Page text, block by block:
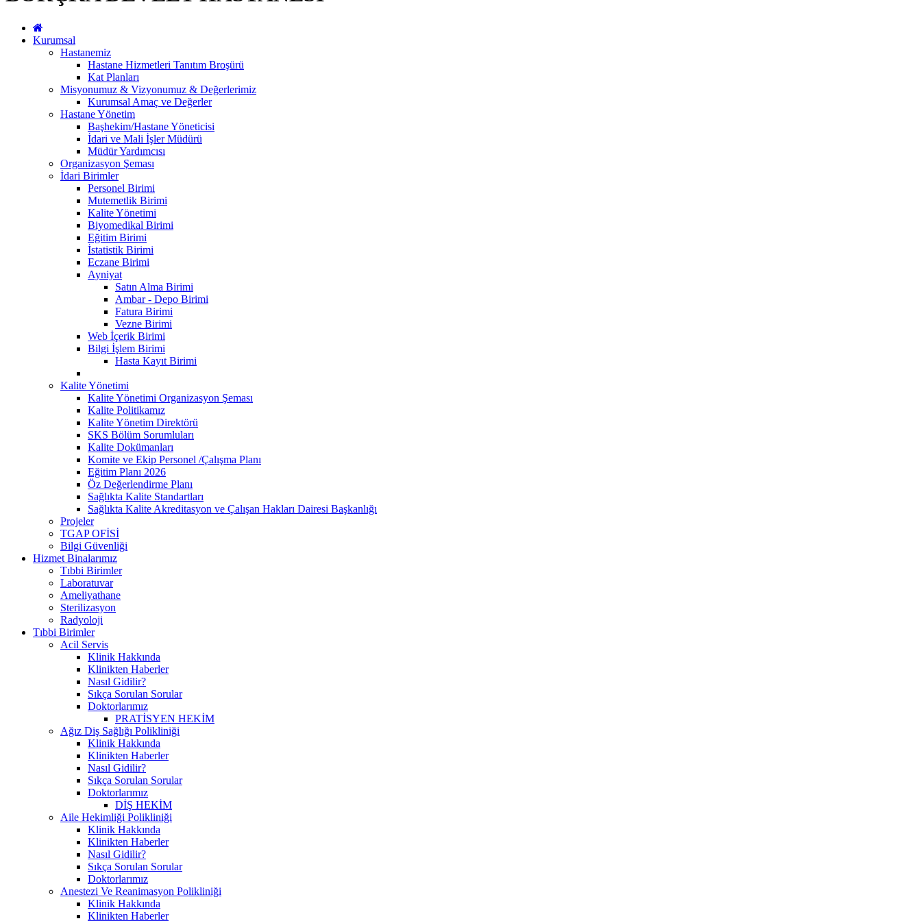
Kurumsal
Hastanemiz
Hastane Hizmetleri Tanıtım Broşürü
Kat Planları
Misyonumuz & Vizyonumuz & Değerlerimiz
Kurumsal Amaç ve Değerler
Hastane Yönetim
Başhekim/Hastane Yöneticisi
İdari ve Mali İşler Müdürü
Müdür Yardımcısı
Organizasyon Şeması
İdari Birimler
Personel Birimi
Mutemetlik Birimi
Kalite Yönetimi
Biyomedikal Birimi
Eğitim Birimi
İstatistik Birimi
Eczane Birimi
Ayniyat
Satın Alma Birimi
Ambar - Depo Birimi
Fatura Birimi
Vezne Birimi
Web İçerik Birimi
Bilgi İşlem Birimi
Hasta Kayıt Birimi
Kalite Yönetimi
Kalite Yönetimi Organizasyon Şeması
Kalite Politikamız
Kalite Yönetim Direktörü
SKS Bölüm Sorumluları
Kalite Dokümanları
Komite ve Ekip Personel /Çalışma Planı
Eğitim Planı 2026
Öz Değerlendirme Planı
Sağlıkta Kalite Standartları
Sağlıkta Kalite Akreditasyon ve Çalışan Hakları Dairesi Başkanlığı
Projeler
TGAP OFİSİ
Bilgi Güvenliği
Hizmet Binalarımız
Tıbbi Birimler
Laboratuvar
Ameliyathane
Sterilizasyon
Radyoloji
Tıbbi Birimler
Acil Servis
Klinik Hakkında
Klinikten Haberler
Nasıl Gidilir?
Sıkça Sorulan Sorular
Doktorlarımız
PRATİSYEN HEKİM
Ağız Diş Sağlığı Polikliniği
Klinik Hakkında
Klinikten Haberler
Nasıl Gidilir?
Sıkça Sorulan Sorular
Doktorlarımız
DİŞ HEKİM
Aile Hekimliği Polikliniği
Klinik Hakkında
Klinikten Haberler
Nasıl Gidilir?
Sıkça Sorulan Sorular
Doktorlarımız
Anestezi Ve Reanimasyon Polikliniği
Klinik Hakkında
Klinikten Haberler